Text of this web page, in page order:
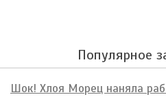
Популярное
Шок! Хлоя Морец наняла